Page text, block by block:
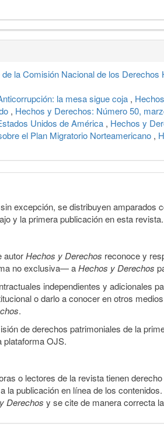
la Comisión Nacional de los
la mesa sigue coja ,
, Hechos y Derechos: Número 50,
Unidos de América , Hechos y
el Plan Migratorio Norteamericano ,
sin excepción, se distribuyen amparados
y la primera publicación en esta
autorHechos y Derechos reconoce y
no exclusiva— aHechos y Derechos
independientes y adicionales
o darlo a conocer en otros
.
de derechos patrimoniales de la
plataforma OJS.
o lectores de la revista tienen
la publicación en línea de los
Derechos y se cite de manera correcta